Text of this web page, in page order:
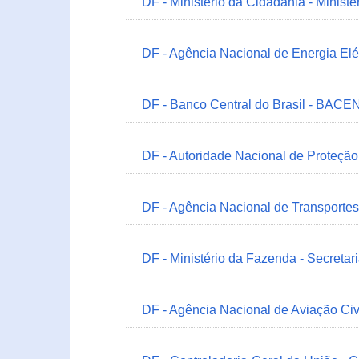
DF - Agência Nacional de Energia
DF - Banco Central do Brasil -
DF - Autoridade Nacional de
DF - Agência Nacional de
DF - Ministério da Fazenda -
DF - Agência Nacional de Aviação